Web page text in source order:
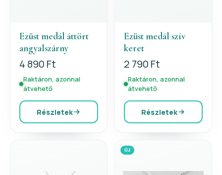
Ezüst medál áttört
angyalszárny
4 890 Ft
Raktáron, azonnal
átvehető
Részletek
Ezüst medál szív
keret
2 790 Ft
Raktáron, azonnal
átvehető
Részletek
ÚJ